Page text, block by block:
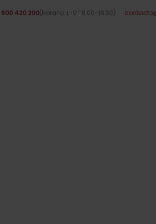
900 420 200(Horario: L-V | 8:00-18:30)